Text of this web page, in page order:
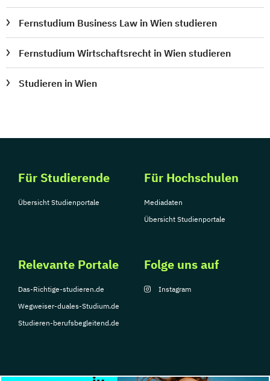
Fernstudium Business Law in Wien studieren
Fernstudium Wirtschaftsrecht in Wien studieren
Studieren in Wien
Für Studierende
Übersicht Studienportale
Für Hochschulen
Mediadaten
Übersicht Studienportale
Relevante Portale
Das-Richtige-studieren.de
Wegweiser-duales-Studium.de
Studieren-berufsbegleitend.de
Folge uns auf
Instagram